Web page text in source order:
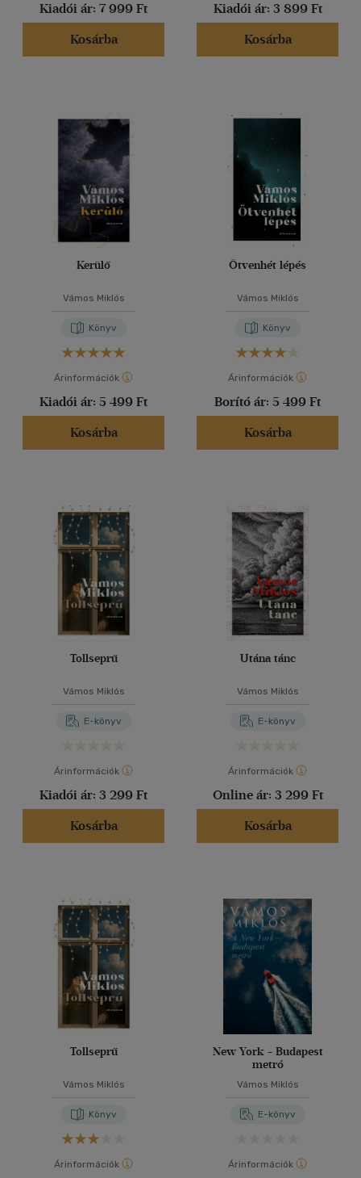
Kiadói ár: 7 999 Ft
Kosárba
Kiadói ár: 3 899 Ft
Kosárba
Kerülő
Vámos Miklós
Könyv
Árinformációk
Kiadói ár: 5 499 Ft
Kosárba
Ötvenhét lépés
Vámos Miklós
Könyv
Árinformációk
Borító ár: 5 499 Ft
Kosárba
Tollseprű
Vámos Miklós
E-könyv
Árinformációk
Kiadói ár: 3 299 Ft
Kosárba
Utána tánc
Vámos Miklós
E-könyv
Árinformációk
Online ár: 3 299 Ft
Kosárba
Tollseprű
Vámos Miklós
Könyv
Árinformációk
New York - Budapest
metró
Vámos Miklós
E-könyv
Árinformációk